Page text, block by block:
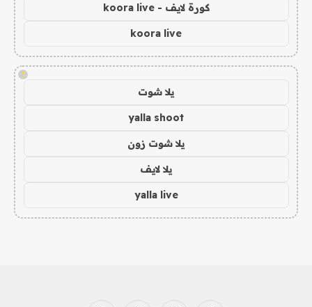
كورة لايف - koora live
koora live
!
يلا شوت
yalla shoot
يلا شوت زون
يلا لايف
yalla live